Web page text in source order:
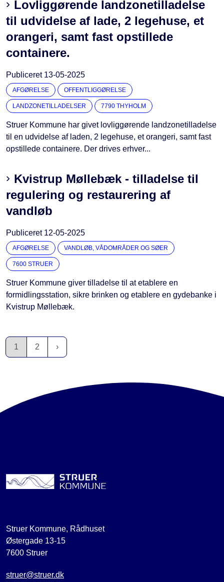
Lovliggørende landzonetilladelse
til udvidelse af lade, 2 legehuse, et
orangeri, samt fast opstillede
containere.
Publiceret 13-05-2025
AFGØRELSE OFFENTLIGGØRELSE
LANDZONETILLADELSER 7790 THYHOLM
Struer Kommune har givet lovliggørende landzonetilladelse
til en udvidelse af laden, 2 legehuse, et orangeri, samt fast
opstillede containere. Der drives erhver...
Kvistrup Møllebæk - tilladelse til
regulering og restaurering af
vandløb
Publiceret 12-05-2025
AFGØRELSE VANDLØB, VÅDOMRÅDER OG SØER
7600 STRUER
Struer Kommune giver tilladelse til at etablere en
formidlingsstation, sikre brinken og etablere en gydebanke i
Kvistrup Møllebæk.
1 2
Struer Kommune, Rådhuset
Østergade 13-15
7600 Struer
struer@struer.dk